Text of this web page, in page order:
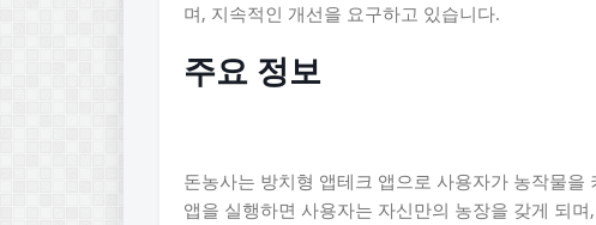
며, 지속적인 개선을 요구하고 있습니다.
주요 정보
돈농사는 방치형 앱테크 앱으로 사용자가 농작물
앱을 실행하면 사용자는 자신만의 농장을 갖게 되